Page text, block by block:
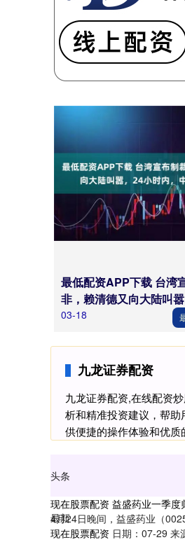
最低配资APP下载 台湾
非，赖清德又向大陆叫
03-18
九龙证券配资
九龙证券配资,在线配资
析和精准投资建议，帮
供便捷的操作体验和优质
头条
最新
现在股票配资 益盛药业一季
4月24日晚间，益盛药业（
现在股票配资 日期：07-29 来